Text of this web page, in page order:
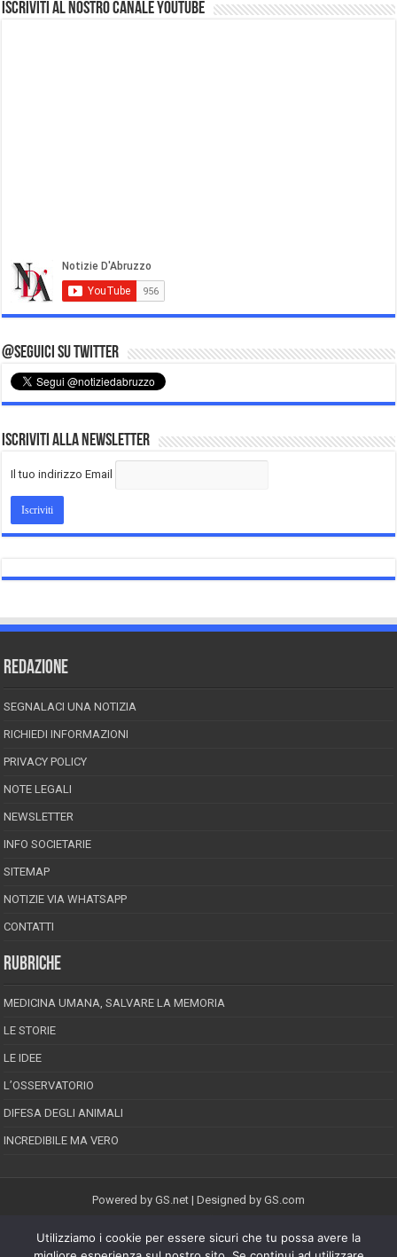
Iscriviti al nostro Canale Youtube
@Seguici su Twitter
Iscriviti alla Newsletter
Il tuo indirizzo Email
REDAZIONE
SEGNALACI UNA NOTIZIA
RICHIEDI INFORMAZIONI
PRIVACY POLICY
NOTE LEGALI
NEWSLETTER
INFO SOCIETARIE
SITEMAP
NOTIZIE VIA WHATSAPP
CONTATTI
RUBRICHE
MEDICINA UMANA, SALVARE LA MEMORIA
LE STORIE
LE IDEE
L’OSSERVATORIO
DIFESA DEGLI ANIMALI
INCREDIBILE MA VERO
Powered by GS.net | Designed by GS.com
EPINEION EDITRICE S.R.L.P.Iva 02008710689
Utilizziamo i cookie per essere sicuri che tu possa avere la